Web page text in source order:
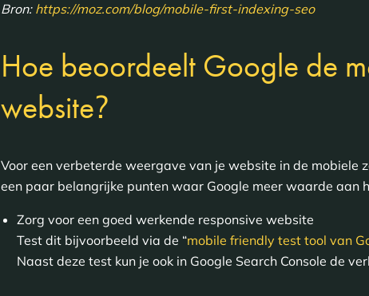
Bron: https://moz.com/blog/mobile-first-indexing-seo
Hoe beoordeelt Google de
website?
Voor een verbeterde weergave van je website in de mobiele
een paar belangrijke punten waar Google meer waarde aan
Zorg voor een goed werkende responsive website
Test dit bijvoorbeeld via de “mobile friendly test tool van
Naast deze test kun je ook in Google Search Console de